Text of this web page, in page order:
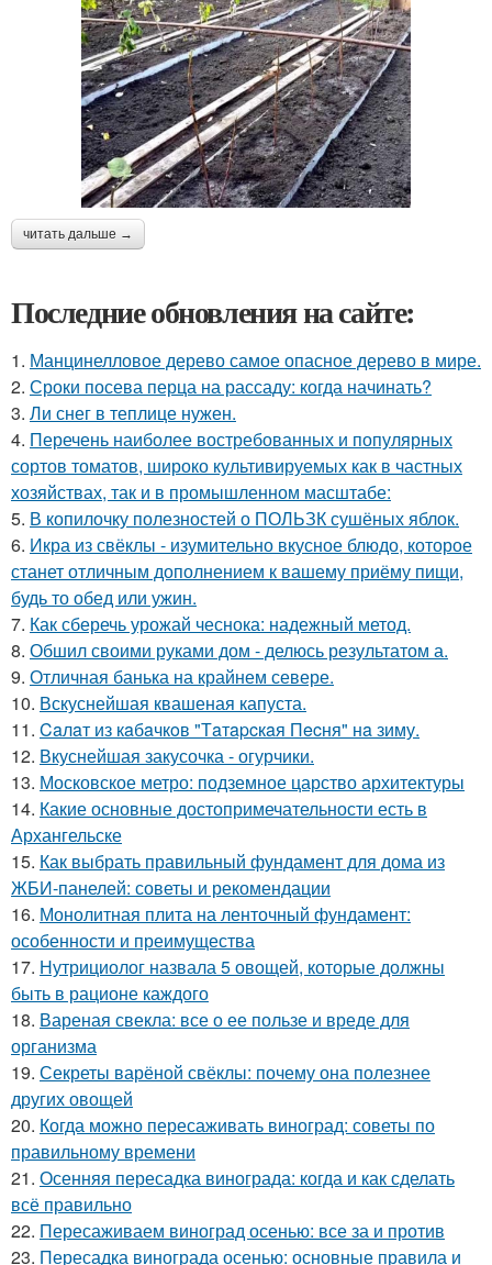
читать дальше →
Последние обновления на сайте:
1. Манцинелловое дерево самое опасное дерево в мире.
2. Сроки посева перца на рассаду: когда начинать?
3. Ли снег в теплице нужен.
4. Перечень наиболее востребованных и популярных
сортов томатов, широко культивируемых как в частных
хозяйствах, так и в промышленном масштабе:
5. В копилочку полезностей о ПОЛЬЗК сушёных яблок.
6. Икра из свёклы - изумительно вкусное блюдо, которое
станет отличным дополнением к вашему приёму пищи,
будь то обед или ужин.
7. Как сберечь урожай чеснока: надежный метод.
8. Обшил своими руками дом - делюсь результатом а.
9. Отличная банька на крайнем севере.
10. Вскуснейшая квашеная капуста.
11. Caлaт из кaбaчкoв "Тaтapcкaя Пecня" нa зиму.
12. Вкуснейшая закусочка - огурчики.
13. Московское метро: подземное царство архитектуры
14. Какие основные достопримечательности есть в
Архангельске
15. Как выбрать правильный фундамент для дома из
ЖБИ-панелей: советы и рекомендации
16. Монолитная плита на ленточный фундамент:
особенности и преимущества
17. Нутрициолог назвала 5 овощей, которые должны
быть в рационе каждого
18. Вареная свекла: все о ее пользе и вреде для
организма
19. Секреты варёной свёклы: почему она полезнее
других овощей
20. Когда можно пересаживать виноград: советы по
правильному времени
21. Осенняя пересадка винограда: когда и как сделать
всё правильно
22. Пересаживаем виноград осенью: все за и против
23. Пересадка винограда осенью: основные правила и